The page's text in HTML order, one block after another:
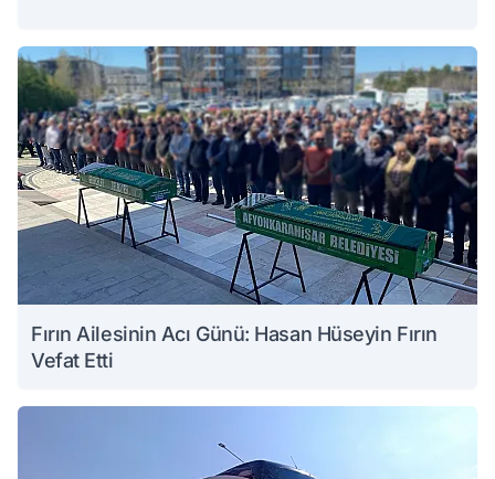
Fırın Ailesinin Acı Günü: Hasan Hüseyin Fırın
Vefat Etti